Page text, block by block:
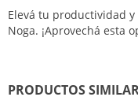
Elevá tu productividad
Noga. ¡Aprovechá esta
PRODUCTOS